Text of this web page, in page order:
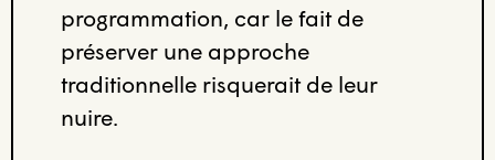
programmation, car le fait de
préserver une approche
traditionnelle risquerait de leur
nuire.